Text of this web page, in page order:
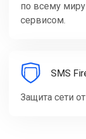
по всему
сервисом.
SMS
Защита сети